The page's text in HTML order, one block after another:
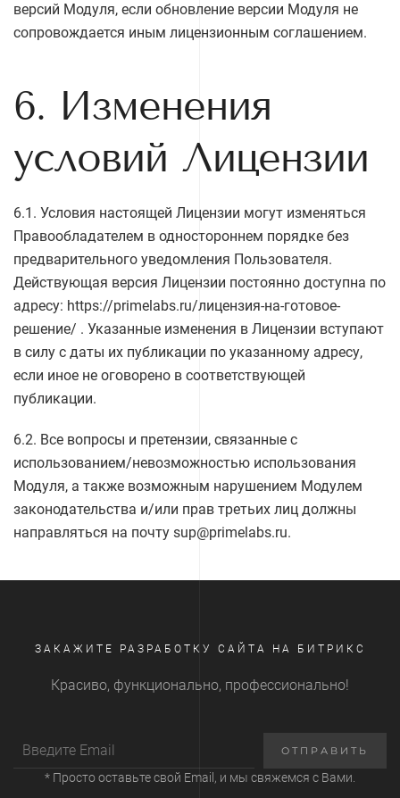
версий Модуля, если обновление версии Модуля не
сопровождается иным лицензионным соглашением.
6. Изменения
условий Лицензии
6.1. Условия настоящей Лицензии могут изменяться
Правообладателем в одностороннем порядке без
предварительного уведомления Пользователя.
Действующая версия Лицензии постоянно доступна по
адресу: https://primelabs.ru/лицензия-на-готовое-
решение/ . Указанные изменения в Лицензии вступают
в силу с даты их публикации по указанному адресу,
если иное не оговорено в соответствующей
публикации.
6.2. Все вопросы и претензии, связанные с
использованием/невозможностью использования
Модуля, а также возможным нарушением Модулем
законодательства и/или прав третьих лиц должны
направляться на почту sup@primelabs.ru.
ЗАКАЖИТЕ РАЗРАБОТКУ САЙТА НА БИТРИКС
Красиво, функционально, профессионально!
* Просто оставьте свой Email, и мы свяжемся с Вами.